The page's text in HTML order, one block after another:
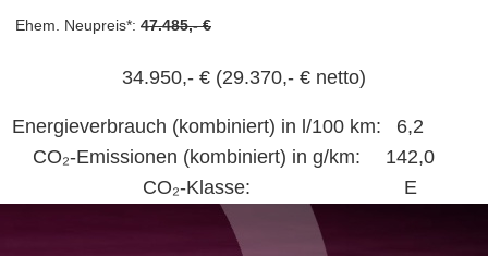
Ehem. Neupreis*: 47.485,- €
34.950,- € (29.370,- € netto)
Energieverbrauch (kombiniert) in l/100 km:
6,2
CO₂-Emissionen (kombiniert) in g/km:
142,0
CO₂-Klasse:
E